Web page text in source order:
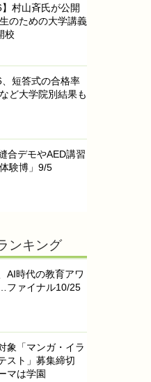
】村山斉氏が公開
のための大学講義
校
短答式の合格率
ど大学院別結果も
合デモやAED講習
験博」9/5
ンキング
AI時代の教育アワ
ファイナル10/25
象「マンガ・イラ
スト」募集締切
マは学園